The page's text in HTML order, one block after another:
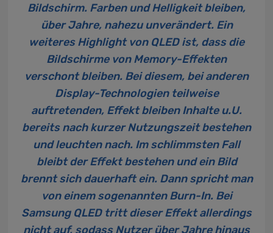
Bildschirm. Farben und Helligkeit bleiben,
über Jahre, nahezu unverändert. Ein
weiteres Highlight von QLED ist, dass die
Bildschirme von Memory-Effekten
verschont bleiben. Bei diesem, bei anderen
Display-Technologien teilweise
auftretenden, Effekt bleiben Inhalte u.U.
bereits nach kurzer Nutzungszeit bestehen
und leuchten nach. Im schlimmsten Fall
bleibt der Effekt bestehen und ein Bild
brennt sich dauerhaft ein. Dann spricht man
von einem sogenannten Burn-In. Bei
Samsung QLED tritt dieser Effekt allerdings
nicht auf, sodass Nutzer über Jahre hinaus